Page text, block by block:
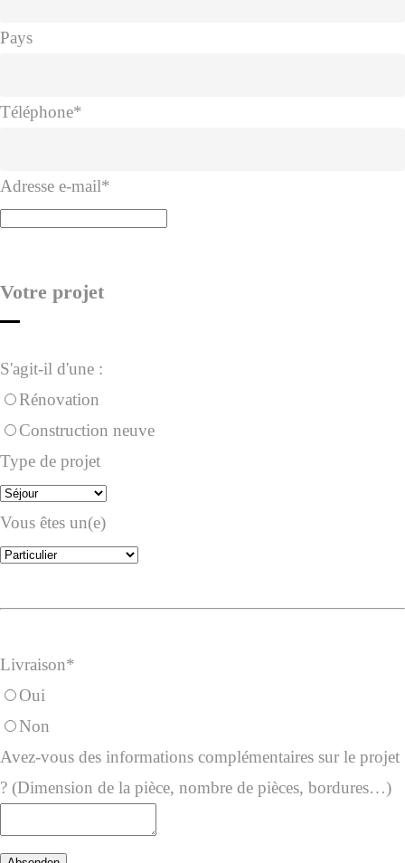
Pays
Téléphone*
Adresse e-mail*
Votre projet
S'agit-il d'une :
Rénovation
Construction neuve
Type de projet
Vous êtes un(e)
Livraison*
Oui
Non
Phone
Number*
Avez-vous des informations complémentaires sur le projet
? (Dimension de la pièce, nombre de pièces, bordures…)